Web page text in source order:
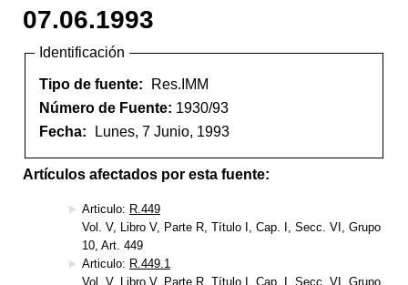
07.06.1993
Identificación
Tipo de fuente:
Res.IMM
Número de Fuente: 1930/93
Fecha:
Lunes, 7 Junio, 1993
Artículos afectados por esta fuente:
Articulo: R.449
Vol. V, Libro V, Parte R, Título I, Cap. I, Secc. VI, Grupo
10, Art. 449
Articulo: R.449.1
Vol. V, Libro V, Parte R, Título I, Cap. I, Secc. VI, Grupo